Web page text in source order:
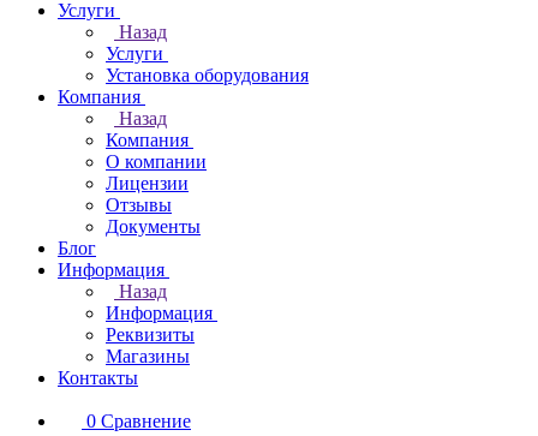
Услуги
Назад
Услуги
Установка оборудования
Компания
Назад
Компания
О компании
Лицензии
Отзывы
Документы
Блог
Информация
Назад
Информация
Реквизиты
Магазины
Контакты
0 Сравнение